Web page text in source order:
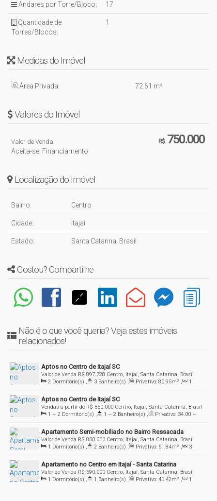
Andares por Torre/Bloco: 17
Quantidade de
Torres/Blocos:
1
Medidas do Imóvel
Área Privada: 72.61 m²
Valores do Imóvel
R$750.000
Valor de Venda
Aceita-se: Financiamento
Localização do Imóvel
Bairro: Centro
Cidade: Itajaí
Estado: Santa Catarina, Brasil
Gostou? Compartilhe
Não é o que você queria? Veja estes imóveis
relacionados!
Aptos no Centro de Itajaí SC
R$ 897.728
Valor de Venda
Centro, Itajaí, Santa Catarina, Brasil
2 Dormitório(s) , 3 Banheiro(s) , Privativo: 80.95m² ,
1
Sala(s) , 2 Suíte(s) , 1 Vaga(s)
Aptos no Centro de Itajaí SC
R$ 550.000
Vendas a partir de
Centro, Itajaí, Santa Catarina, Brasil
1 ~ 2 Dormitório(s) , 1 ~ 2 Banheiro(s) , Privativo: 34.00 ~
80.00m² , 1 Sala(s)
Apartamento Semi-mobiliado no Bairro Ressacada
R$ 800.000
Valor de Venda
Centro, Itajaí, Santa Catarina, Brasil
1 Dormitório(s) , 2 Banheiro(s) , Privativo: 61 .84m² ,
3
Sala(s) , 1 Suíte(s) , Total: 91.94m² , 1 Vaga(s)
Apartamento no Centro em Itajaí - Santa Catarina
R$ 590.000
Valor de Venda
Centro, Itajaí, Santa Catarina, Brasil
1 Dormitório(s) , 1 Banheiro(s) , Privativo: 43.42m² ,
1